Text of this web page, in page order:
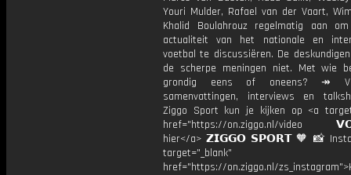
Youri Mulder, Rafael van der Vaart,
Khalid Boulahrouz regelmatig aan
actualiteit van het nationale en
voetbal te discussiëren. De
de scherpe meningen niet. Met wie
grondig eens of oneens? ↠
samenvattingen, interviews en
Ziggo Sport kun je kijken op <a
href="https://on.ziggo.nl/video
hier</a> 𝗭𝗜𝗚𝗚𝗢 𝗦𝗣𝗢𝗥𝗧 🧡 📸
target="_blank"
href="https://on.ziggo.nl/